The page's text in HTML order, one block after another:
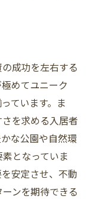
馬区の位置
画
めのポイント
成功を左右する
めてユニーク
ています。ま
を求める入居者
な公園や自然環
となっていま
安定させ、不動
ンを期待できる